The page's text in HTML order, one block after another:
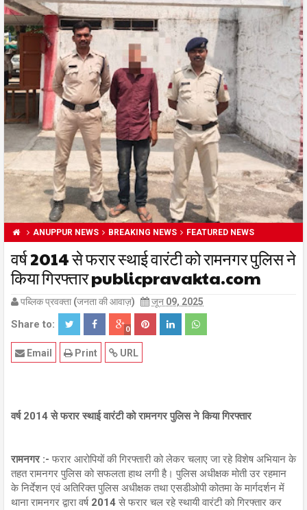
ANUPPUR NEWS BREAKING NEWS FEATURED NEWS
वर्ष 2014 से फरार स्थाई वारंटी को रामनगर पुलिस ने
किया गिरफ्तार publicpravakta.com
पब्लिक प्रवक्ता (जनता की आवाज़) जून 09, 2025
Share to: 0
URL
Print
Email
वर्ष 2014 से फरार स्थाई वारंटी को रामनगर पुलिस ने किया गिरफ्तार
रामनगर :- फरार आरोपियों की गिरफ्तारी को लेकर चलाए जा रहे विशेष अभियान के
तहत रामनगर पुलिस को सफलता हाथ लगी है। पुलिस अधीक्षक मोती उर रहमान
के निर्देशन एवं अतिरिक्त पुलिस अधीक्षक तथा एसडीओपी कोतमा के मार्गदर्शन में
थाना रामनगर द्वारा वर्ष 2014 से फरार चल रहे स्थायी वारंटी को गिरफ्तार कर